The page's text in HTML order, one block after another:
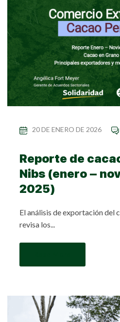
20 DE ENERO DE 2026
Reporte de
Nibs (enero –
2025)
El análisis de exportación del
revisa los...